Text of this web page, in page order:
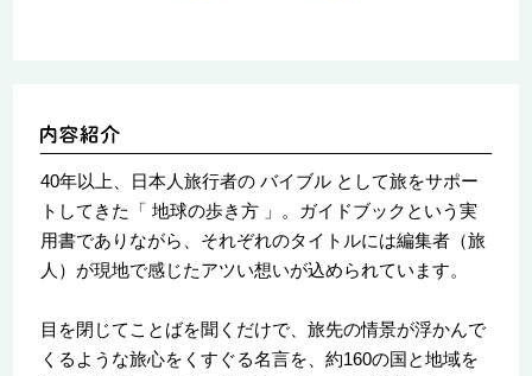
40年以上、日本人旅行者の バイブル として旅をサポー
トしてきた「 地球の歩き方 」。ガイドブックという実
用書でありながら、それぞれのタイトルには編集者（旅
人）が現地で感じたアツい想いが込められています。
目を閉じてことばを聞くだけで、旅先の情景が浮かんで
くるような旅心をくすぐる名言を、約160の国と地域を